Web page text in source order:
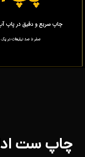
چاپ ست